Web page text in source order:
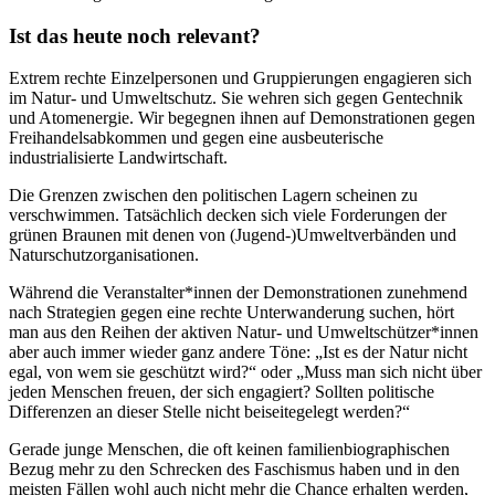
Ist das heute noch relevant?
Extrem rechte Einzelpersonen und Gruppierungen engagieren sich
im Natur- und Umweltschutz. Sie wehren sich gegen Gentechnik
und Atomenergie. Wir begegnen ihnen auf Demonstrationen gegen
Freihandelsabkommen und gegen eine ausbeuterische
industrialisierte Landwirtschaft.
Die Grenzen zwischen den politischen Lagern scheinen zu
verschwimmen. Tatsächlich decken sich viele Forderungen der
grünen Braunen mit denen von (Jugend-)Umweltverbänden und
Naturschutzorganisationen.
Während die Veranstalter*innen der Demonstrationen zunehmend
nach Strategien gegen eine rechte Unterwanderung suchen, hört
man aus den Reihen der aktiven Natur- und Umweltschützer*innen
aber auch immer wieder ganz andere Töne: „Ist es der Natur nicht
egal, von wem sie geschützt wird?“ oder „Muss man sich nicht über
jeden Menschen freuen, der sich engagiert? Sollten politische
Differenzen an dieser Stelle nicht beiseitegelegt werden?“
Gerade junge Menschen, die oft keinen familienbiographischen
Bezug mehr zu den Schrecken des Faschismus haben und in den
meisten Fällen wohl auch nicht mehr die Chance erhalten werden,